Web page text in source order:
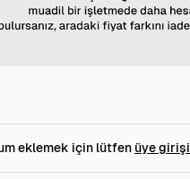
eklemek için lütfen üye girişi